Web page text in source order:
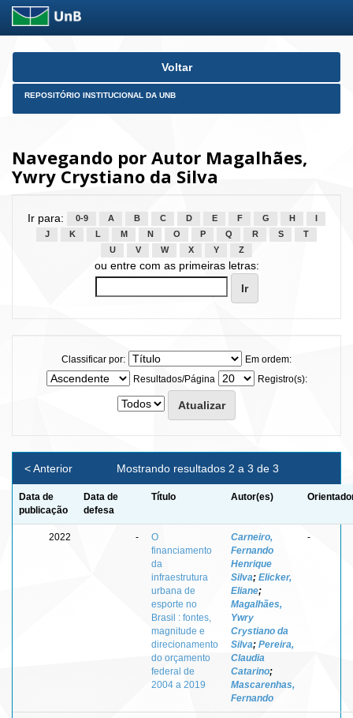
Skip
Voltar
REPOSITÓRIO INSTITUCIONAL DA UNB
Navegando por Autor Magalhães,
Ywry Crystiano da Silva
Ir para: 0-9 A B C D E F G H
J
K L M N O P Q R S
T
U
V W X Y Z
ou entre com as primeiras letras:
Classificar por:
Em ordem:
Resultados/Página
Registro(s):
Mostrando resultados 2 a 3 de 3
< Anterior
Data de
publicação
Data de
defesa
Título Autor(es)
2022 -
O
financiamento
da
infraestrutura
urbana de
esporte no
Brasil : fontes,
magnitude e
direcionamento
do orçamento
federal de
2004 a 2019
Carneiro,
Fernando
Henrique
Silva; Elicker,
Eliane;
Magalhães,
Ywry
Crystiano da
Silva; Pereira,
Claudia
Catarino;
Mascarenhas,
Fernando
-